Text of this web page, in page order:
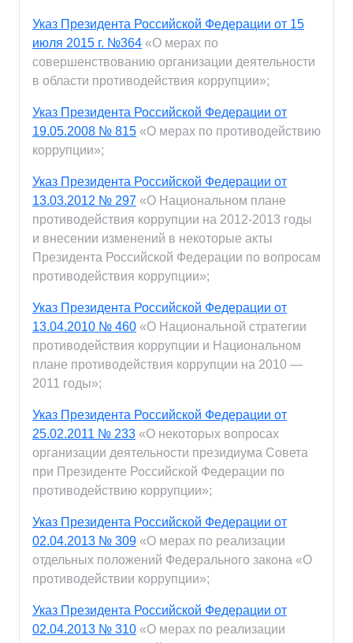
Указ Президента Российской Федерации от 15
июля 2015 г. №364 «О мерах по
совершенствованию организации деятельности
в области противодействия коррупции»;
Указ Президента Российской Федерации от
19.05.2008 № 815 «О мерах по противодействию
коррупции»;
Указ Президента Российской Федерации от
13.03.2012 № 297 «О Национальном плане
противодействия коррупции на 2012-2013 годы
и внесении изменений в некоторые акты
Президента Российской Федерации по вопросам
противодействия коррупции»;
Указ Президента Российской Федерации от
13.04.2010 № 460 «О Национальной стратегии
противодействия коррупции и Национальном
плане противодействия коррупции на 2010 —
2011 годы»;
Указ Президента Российской Федерации от
25.02.2011 № 233 «О некоторых вопросах
организации деятельности президиума Совета
при Президенте Российской Федерации по
противодействию коррупции»;
Указ Президента Российской Федерации от
02.04.2013 № 309 «О мерах по реализации
отдельных положений Федерального закона «О
противодействии коррупции»;
Указ Президента Российской Федерации от
02.04.2013 № 310 «О мерах по реализации